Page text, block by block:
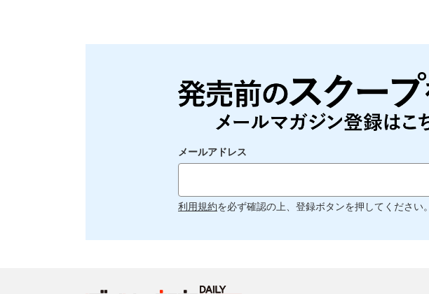
メールアドレス
利用規約を必ず確認の上、登録ボタンを押してください。